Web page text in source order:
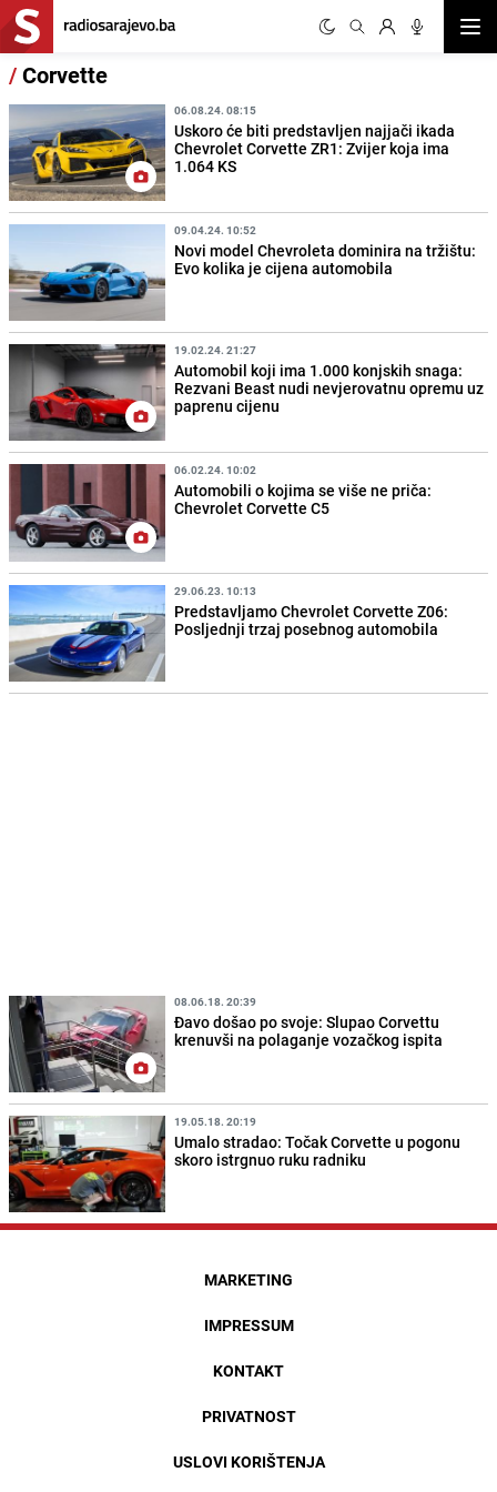
/Corvette
06.08.24. 08:15
Uskoro će biti predstavljen najjači ikada
Chevrolet Corvette ZR1: Zvijer koja ima
1.064 KS
09.04.24. 10:52
Novi model Chevroleta dominira na tržištu:
Evo kolika je cijena automobila
19.02.24. 21:27
Automobil koji ima 1.000 konjskih snaga:
Rezvani Beast nudi nevjerovatnu opremu uz
paprenu cijenu
06.02.24. 10:02
Automobili o kojima se više ne priča:
Chevrolet Corvette C5
29.06.23. 10:13
Predstavljamo Chevrolet Corvette Z06:
Posljednji trzaj posebnog automobila
08.06.18. 20:39
Đavo došao po svoje: Slupao Corvettu
krenuvši na polaganje vozačkog ispita
19.05.18. 20:19
Umalo stradao: Točak Corvette u pogonu
skoro istrgnuo ruku radniku
MARKETING
IMPRESSUM
KONTAKT
PRIVATNOST
USLOVI KORIŠTENJA